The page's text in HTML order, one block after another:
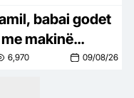
babai godet
makinë
ndërron
6,970 09/08/26